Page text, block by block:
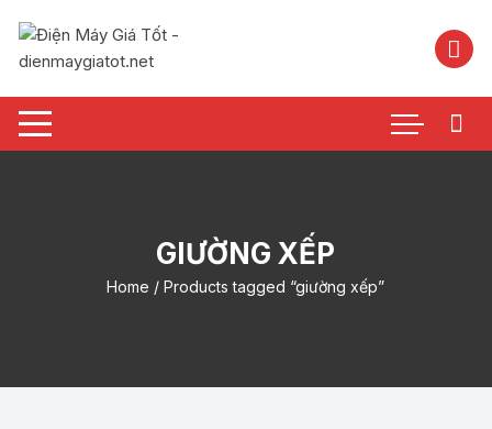
nội
GIƯỜNG XẾP
Home / Products tagged “giường xếp”